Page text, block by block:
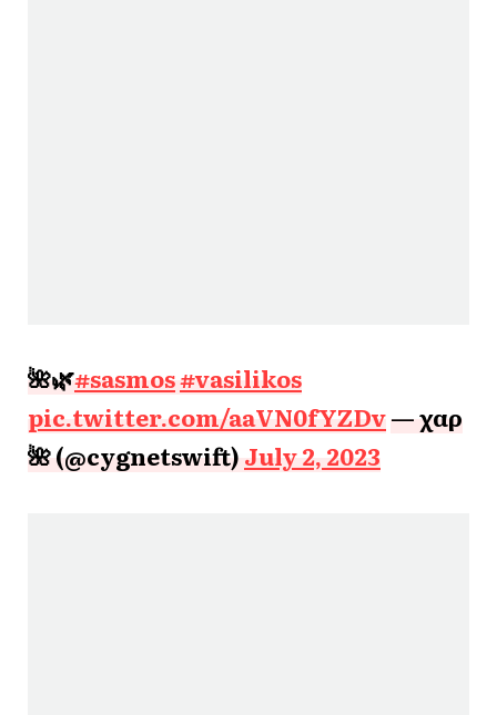
🌺🌿#sasmos#vasilikos
pic.twitter.com/aaVN0fYZDv— χαρ
🌺 (@cygnetswift)July 2, 2023